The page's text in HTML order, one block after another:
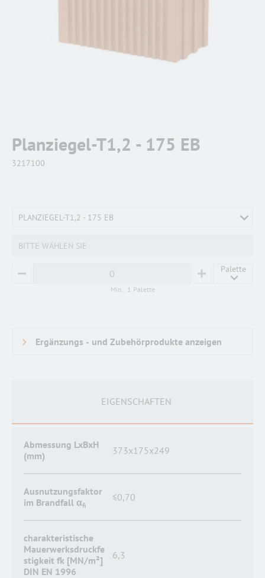
Planziegel-T1,2 - 175 EB
3217100
PLANZIEGEL-T1,2 - 175 EB
BITTE WÄHLEN SIE
MINUS PLUS
Palette
Min.: 1 Palette
EIGENSCHAFTEN
Abmessung LxBxH
(mm)
373x175x249
Ausnutzungsfaktor
im Brandfall αfi
≤0,70
charakteristische
Mauerwerksdruckfe
stigkeit fk [MN/m²]
DIN EN 1996
6,3